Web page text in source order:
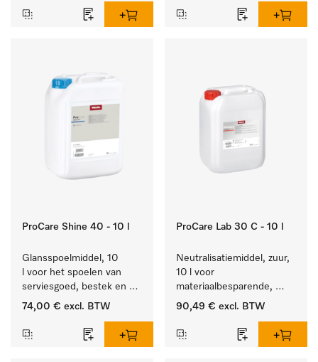
wasgoed.
wasgoed.
ProCare Shine 40 - 10 l
Glansspoelmiddel, 10
l voor het spoelen van
serviesgoed, bestek en
ideaal voor glazen.
74,00 € excl. BTW
ProCare Lab 30 C - 10 l
Neutralisatiemiddel, zuur,
10 l voor
materiaalbesparende,
machinale reiniging van
gerei.
90,49 € excl. BTW